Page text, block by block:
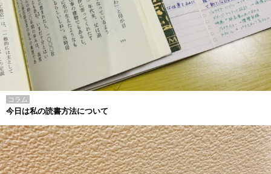
コラム
今日は私の読書方法について